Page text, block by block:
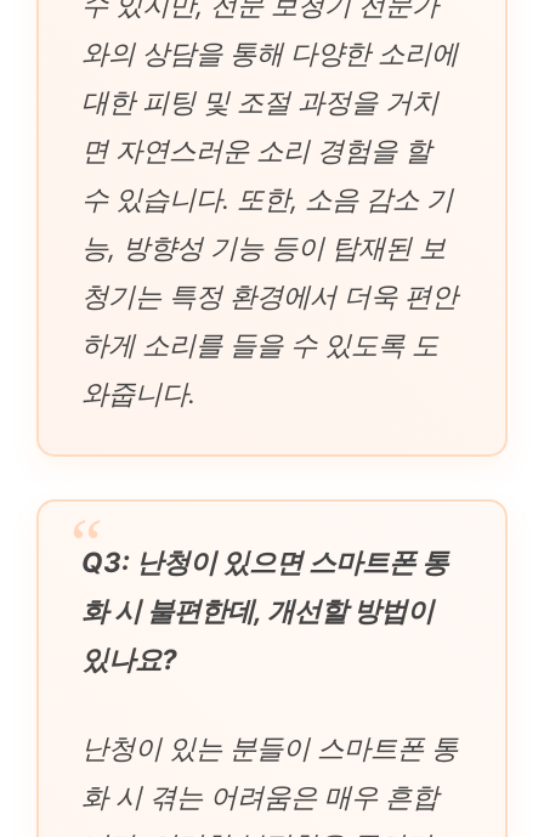
와의 상담을 통해 다양한 소리에
대한 피팅 및 조절 과정을 거치
면 자연스러운 소리 경험을 할
수 있습니다. 또한, 소음 감소 기
능, 방향성 기능 등이 탑재된 보
청기는 특정 환경에서 더욱 편안
하게 소리를 들을 수 있도록 도
와줍니다.
Q3: 난청이 있으면 스마트폰 통
화 시 불편한데, 개선할 방법이
있나요?
난청이 있는 분들이 스마트폰 통
화 시 겪는 어려움은 매우 흔합